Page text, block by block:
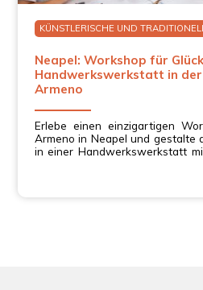
KÜNSTLERISCHE UND
Neapel: Workshop für
Handwerkswerkstatt in
Armeno
Erlebe einen einzigartigen
Armeno in Neapel und gestalte
in einer Handwerkswerkstatt